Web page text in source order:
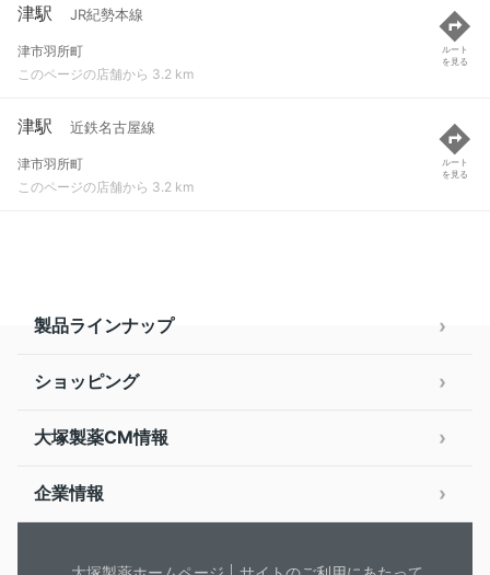
津駅 JR紀勢本線
津市羽所町
このページの店舗から 3.2 km
ルート
を見る
津駅 近鉄名古屋線
津市羽所町
このページの店舗から 3.2 km
ルート
を見る
製品ラインナップ
ショッピング
大塚製薬CM情報
企業情報